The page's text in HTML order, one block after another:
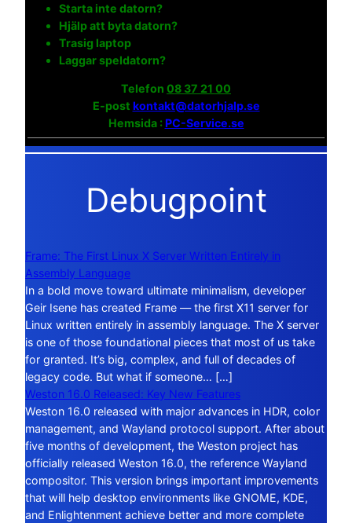
Starta inte datorn?
Hjälp att byta datorn?
Trasig laptop
Laggar speldatorn?
Telefon 08 37 21 00
E-post kontakt@datorhjalp.se
Hemsida :PC-Service.se
Debugpoint
Frame: The First Linux X Server Written Entirely in
Assembly Language
In a bold move toward ultimate minimalism, developer
Geir Isene has created Frame — the first X11 server for
Linux written entirely in assembly language. The X server
is one of those foundational pieces that most of us take
for granted. It’s big, complex, and full of decades of
legacy code. But what if someone… […]
Weston 16.0 Released: Key New Features
Weston 16.0 released with major advances in HDR, color
management, and Wayland protocol support. After about
five months of development, the Weston project has
officially released Weston 16.0, the reference Wayland
compositor. This version brings important improvements
that will help desktop environments like GNOME, KDE,
and Enlightenment achieve better and more complete